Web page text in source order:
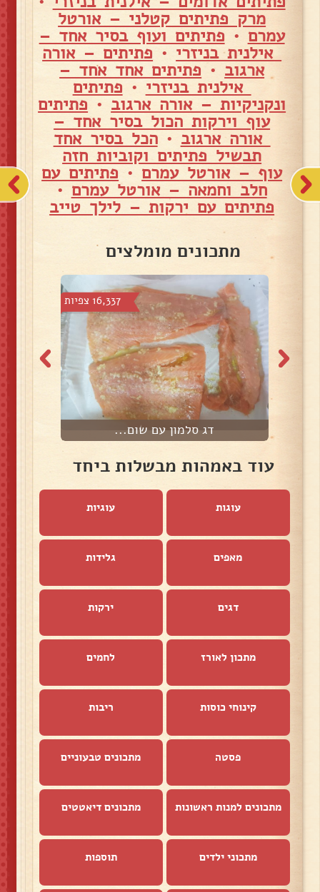
מרק פתיתים קטלני – אורטל
עמרם • פתיתים ועוף בסיר אחד –
אילנית בניזרי • פתיתים – אורה
ארגוב • פתיתים אחד אחד –
אילנית בניזרי • פתיתים
ונקניקיות – אורה ארגוב • פתיתים
עוף וירקות הכול בסיר אחד –
אורה ארגוב •הכל בסיר אחד
תבשיל פתיתים וקוביות חזה
עוף – אורטל עמרם • פתיתים עם
חלב וחמאה – אורטל עמרם •
פתיתים עם ירקות – לילך טייב
מתכונים מומלצים
16,337 צפיות
דג סלמון עם שום...
עוד באמהות מבשלות ביחד
עוגות עוגיות
מאפים גלידות
דגים ירקות
מתכון לאורז לחמים
קינוחי כוסות ריבות
פסטה מתכונים טבעוניים
מתכונים למנות ראשונות מתכונים דיאטטים
מתכוני ילדים תוספות